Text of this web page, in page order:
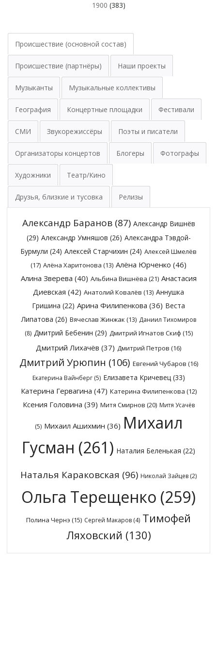
1900 (383)
Происшествие (основной состав)
Происшествие (партнёры) Наши проекты
Музыканты Музыкальные коллективы
География Концертные площадки Фестивали
СМИ Звукорежиссёры Поэты и писатели
Организаторы концертов Блогеры Фотографы
Художники Театр/Кино
Друзья, близкие и тусовка Релизы
Александр Баранов(87) Александр Вишнёв
(29) Александр Умняшов (26) Александра Тэвдой-
Бурмули (24) Алексей Старчихин (24) Алексей Шмелёв
(17) Алёна Харитонова (13) Алёна Юрченко (46)
Алина Зверева (40) Альбина Вишнёва (21) Анастасия
Диевская (42) Анатолий Ковалёв (13) Аннушка
Гришина (22) Арина Филипенкова (36) Веста
Липатова (26) Вячеслав Жинжак (13) Даниил Тихомиров
(8) Дмитрий Бебенин (29) Дмитрий Игнатов Скиф (15)
Дмитрий Лихачёв (37) Дмитрий Петров (16)
Дмитрий Урюпин (106) Евгений Чубаров (16)
Екатерина Вайнберг(5) Елизавета Кричевец(33)
Катерина Гервагина (47) Катерина Филипенкова (12)
Ксения Головина (39) Митя Смирнов (20) Митя Усачёв
(5) Михаил Ашихмин (36) Михаил
Гусман (261) Наталия Беленькая (22)
Наталья Караковская (96) Николай Зайцев (2)
Ольга Терещенко (259)
Полина Чернэ (15) Сергей Макаров (4) Тимофей
Ляховский (130)